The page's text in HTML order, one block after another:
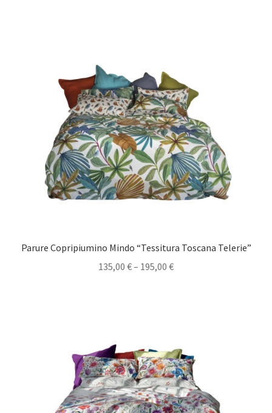
Parure Copripiumino Mindo “Tessitura Toscana Telerie”
135,00 €– 195,00 €